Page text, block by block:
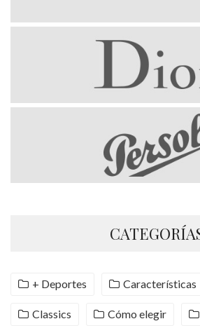
+ Deportes Características
Classics Cómo elegir